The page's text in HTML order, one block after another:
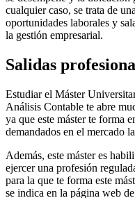
cualquier caso, se trata de
oportunidades laborales y
la gestión empresarial.
Salidas
Estudiar el Máster
Análisis Contable te abre
ya que este máster te forma
demandados en el mercado
Además, este máster es
ejercer una profesión
para la que te forma este
se indica en la página web